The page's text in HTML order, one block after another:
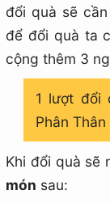
đổi quà sẽ
để đổi quà ta
cộng thêm 3
1 lượt đổi
Phân
Khi đổi quà sẽ
món sau: